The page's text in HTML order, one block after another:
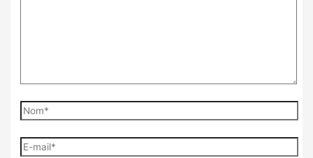
Nom*
E-